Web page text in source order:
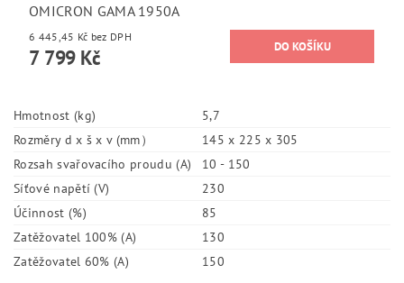
OMICRON GAMA 1950A
6 445,45 Kč bez DPH
7 799 Kč
Hmotnost (kg)
5,7
Rozměry d x š x v (mm）
145 x 225 x 305
Rozsah svařovacího proudu (A)
10 - 150
Síťové napětí (V)
230
Účinnost (%)
85
Zatěžovatel 100% (A)
130
Zatěžovatel 60% (A)
150